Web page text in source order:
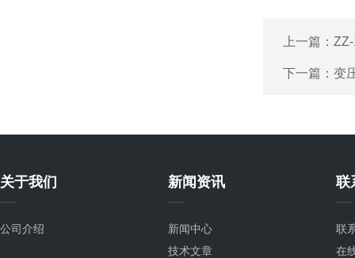
上一篇：
下一篇： 变
关于我们
公司介绍
新闻资讯
新闻中心
技术文章
联
联
在